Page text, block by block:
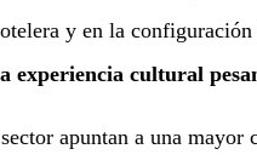
y en la
experiencia cultural
apuntan a una